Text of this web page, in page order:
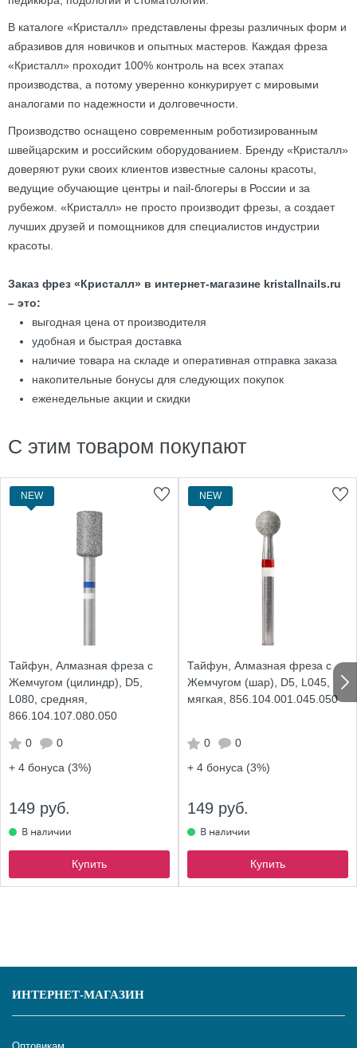
В каталоге «Кристалл» представлены фрезы различных форм и
абразивов для новичков и опытных мастеров. Каждая фреза
«Кристалл» проходит 100% контроль на всех этапах
производства, а потому уверенно конкурирует с мировыми
аналогами по надежности и долговечности.
Производство оснащено современным роботизированным
швейцарским и российским оборудованием. Бренду «Кристалл»
доверяют руки своих клиентов известные салоны красоты,
ведущие обучающие центры и nail-блогеры в России и за
рубежом. «Кристалл» не просто производит фрезы, а создает
лучших друзей и помощников для специалистов индустрии
красоты.
Заказ фрез «Кристалл» в интернет-магазине kristallnails.ru
– это:
выгодная цена от производителя
удобная и быстрая доставка
наличие товара на складе и оперативная отправка заказа
накопительные бонусы для следующих покупок
еженедельные акции и скидки
С этим товаром покупают
NEW
Тайфун, Алмазная фреза с
Жемчугом (цилиндр), D5,
L080, средняя,
866.104.107.080.050
0
0
+ 4 бонуса (3%)
149 руб.
Купить
NEW
Тайфун, Алмазная фреза с
Жемчугом (шар), D5, L045,
мягкая, 856.104.001.045.050
0
0
+ 4 бонуса (3%)
149 руб.
Купить
ИНТЕРНЕТ-МАГАЗИН